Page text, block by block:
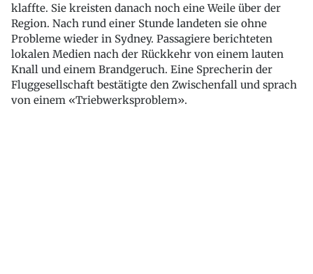
klaffte. Sie kreisten danach noch eine Weile über der
Region. Nach rund einer Stunde landeten sie ohne
Probleme wieder in Sydney. Passagiere berichteten
lokalen Medien nach der Rückkehr von einem lauten
Knall und einem Brandgeruch. Eine Sprecherin der
Fluggesellschaft bestätigte den Zwischenfall und sprach
von einem «Triebwerksproblem».